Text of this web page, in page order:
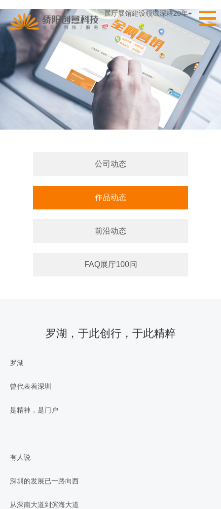
展厅展馆建设领域深耕20年+
公司动态
作品动态
前沿动态
FAQ展厅100问
罗湖，于此创行，于此精粹
罗湖
曾代表着深圳
是精神，是门户
有人说
深圳的发展已一路向西
从深南大道到滨海大道